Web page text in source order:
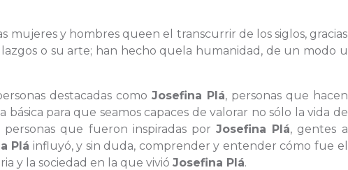
mujeres y hombres queen el transcurrir de los siglos, gracias
o su arte; han hecho quela humanidad, de un modo u
destacadas como Josefina Plá, personas que hacen
para que seamos capaces de valorar no sólo la vida de
personas que fueron inspiradas porJosefina Plá, gentes a
Plá influyó, y sin duda, comprender y entender cómo fue el
y la sociedad en la que vivió Josefina Plá.